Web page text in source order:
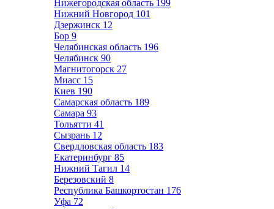
Нижегородская область 199
Нижний Новгород 101
Дзержинск 12
Бор 9
Челябинская область 196
Челябинск 90
Магнитогорск 27
Миасс 15
Киев 190
Самарская область 189
Самара 93
Тольятти 41
Сызрань 12
Свердловская область 183
Екатеринбург 85
Нижний Тагил 14
Березовский 8
Республика Башкортостан 176
Уфа 72